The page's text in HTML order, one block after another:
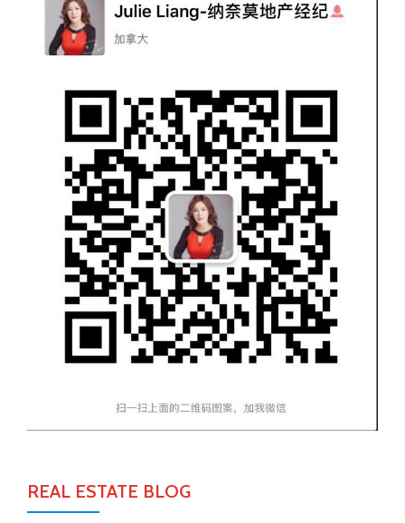
REAL ESTATE BLOG